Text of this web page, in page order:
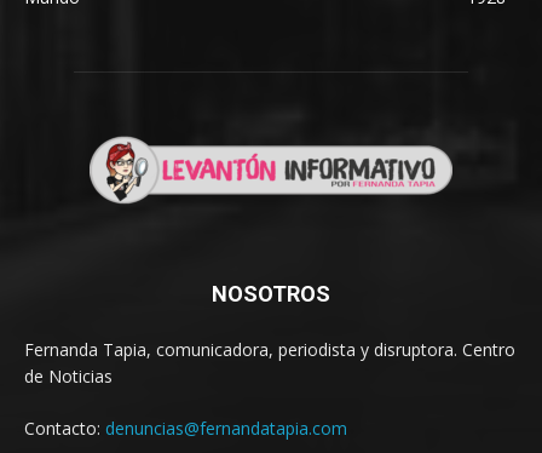
NOSOTROS
Fernanda Tapia, comunicadora, periodista y disruptora. Centro
de Noticias
Contacto: denuncias@fernandatapia.com